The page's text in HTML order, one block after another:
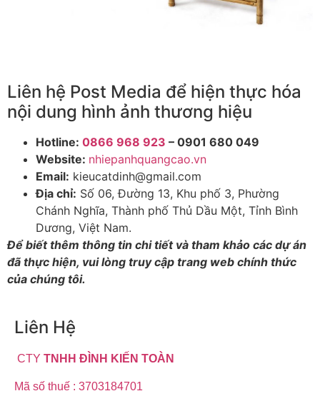
Liên hệ Post Media để hiện thực hóa
nội dung hình ảnh thương hiệu
Hotline: 0866 968 923 – 0901 680 049
Website: nhiepanhquangcao.vn
Email: kieucatdinh@gmail.com
Địa chỉ: Số 06, Đường 13, Khu phố 3, Phường
Chánh Nghĩa, Thành phố Thủ Dầu Một, Tỉnh Bình
Dương, Việt Nam.
Để biết thêm thông tin chi tiết và tham khảo các dự án
đã thực hiện, vui lòng truy cập trang web chính thức
của chúng tôi.
Liên Hệ
CTY TNHH ĐÌNH KIẾN TOÀN
Mã số thuế : 3703184701